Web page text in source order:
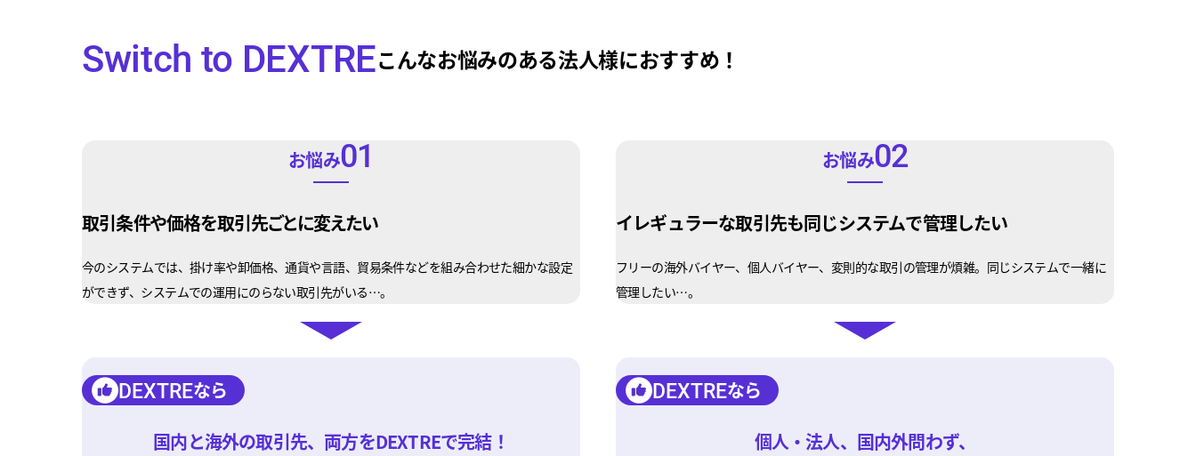
Switch to DEXTREこんなお悩みのある法人様におすすめ！
お悩み01
取引条件や価格を取引先ごとに変えたい
今のシステムでは、掛け率や卸価格、通貨や言語、貿易条件などを組み合わせた細かな設定
ができず、システムでの運用にのらない取引先がいる…。
DEXTREなら
国内と海外の取引先、両方をDEXTREで完結！
お悩み02
イレギュラーな取引先も同じシステムで管理したい
フリーの海外バイヤー、個人バイヤー、変則的な取引の管理が煩雑。同じシステムで一緒に
管理したい…。
DEXTREなら
個人・法人、国内外問わず、